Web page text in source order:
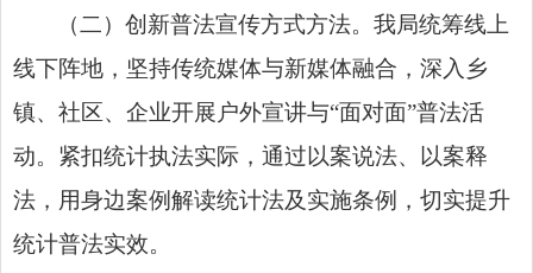
（二）创新普法宣传方式方法。我局统筹线上
线下阵地，坚持传统媒体与新媒体融合，深入乡
镇、社区、企业开展户外宣讲与“面对面”普法活
动。紧扣统计执法实际，通过以案说法、以案释
法，用身边案例解读统计法及实施条例，切实提升
统计普法实效。